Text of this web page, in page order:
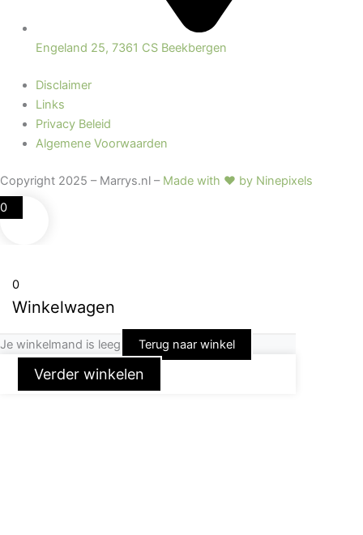
Engeland 25, 7361 CS Beekbergen
Disclaimer
Links
Privacy Beleid
Algemene Voorwaarden
Copyright 2025 – Marrys.nl – Made with ♥ by Ninepixels
0
0
Winkelwagen
Je winkelmand is leeg Terug naar winkel
Verder winkelen